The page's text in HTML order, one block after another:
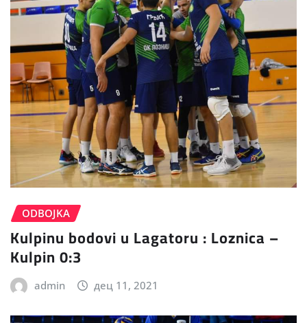
ODBOJKA
Kulpinu bodovi u Lagatoru : Loznica –
Kulpin 0:3
admin дец 11, 2021